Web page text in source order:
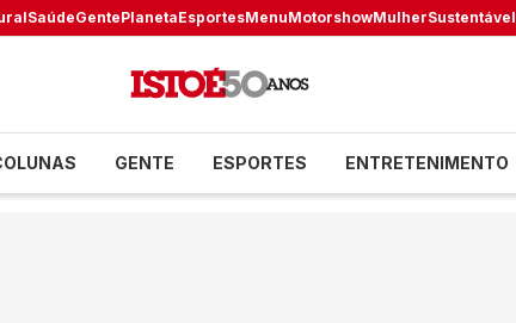
SaúdeGentePlanetaEsportesMenuMotorshowMulherSustentável
GENTE ESPORTES ENTRETENIMENTO